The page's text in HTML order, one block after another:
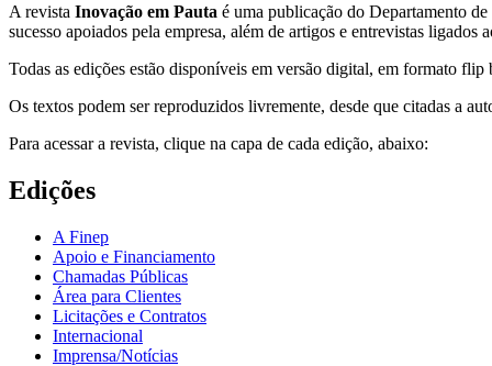
A revista Inovação em Pauta é uma publicação do Departamento
sucesso apoiados pela empresa, além de artigos e entrevistas ligados
Todas as edições estão disponíveis em versão digital, em formato flip
Os textos podem ser reproduzidos livremente, desde que citadas a
Para acessar a revista, clique na capa de cada edição, abaixo:
Edições
A Finep
Apoio e Financiamento
Chamadas Públicas
Área para Clientes
Licitações e Contratos
Internacional
Imprensa/Notícias